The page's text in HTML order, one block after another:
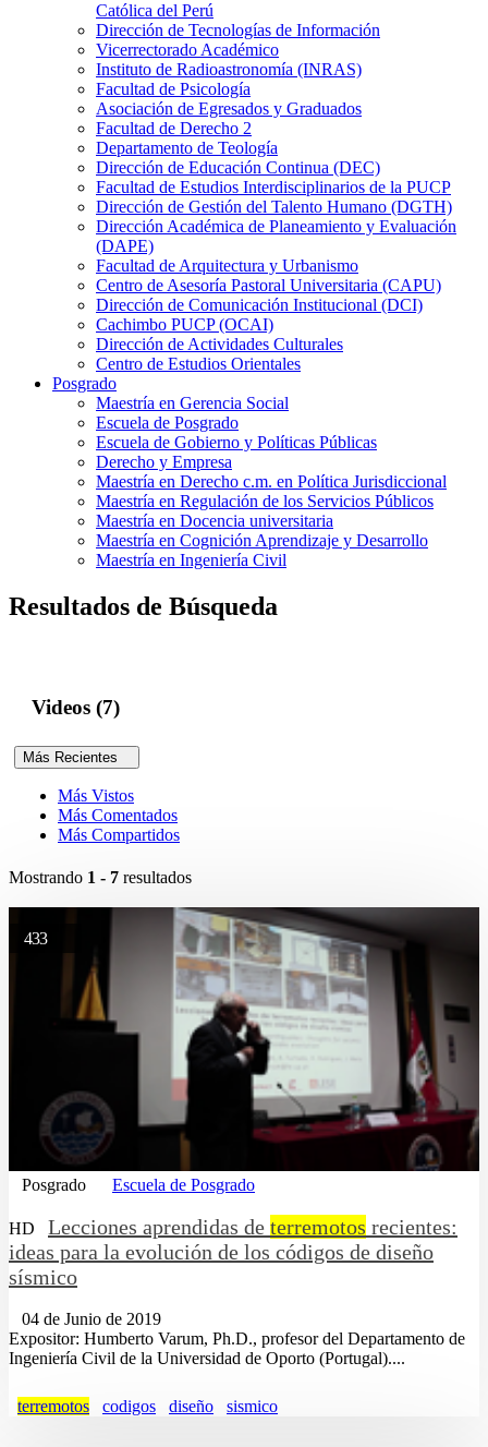
Católica del Perú
Dirección de Tecnologías de Información
Vicerrectorado Académico
Instituto de Radioastronomía (INRAS)
Facultad de Psicología
Asociación de Egresados y Graduados
Facultad de Derecho 2
Departamento de Teología
Dirección de Educación Continua (DEC)
Facultad de Estudios Interdisciplinarios de la PUCP
Dirección de Gestión del Talento Humano (DGTH)
Dirección Académica de Planeamiento y Evaluación
(DAPE)
Facultad de Arquitectura y Urbanismo
Centro de Asesoría Pastoral Universitaria (CAPU)
Dirección de Comunicación Institucional (DCI)
Cachimbo PUCP (OCAI)
Dirección de Actividades Culturales
Centro de Estudios Orientales
Posgrado
Maestría en Gerencia Social
Escuela de Posgrado
Escuela de Gobierno y Políticas Públicas
Derecho y Empresa
Maestría en Derecho c.m. en Política Jurisdiccional
Maestría en Regulación de los Servicios Públicos
Maestría en Docencia universitaria
Maestría en Cognición Aprendizaje y Desarrollo
Maestría en Ingeniería Civil
Resultados de Búsqueda
Videos (7)
Más Recientes
Más Vistos
Más Comentados
Más Compartidos
Mostrando 1 - 7 resultados
433
Posgrado Escuela de Posgrado
HD Lecciones aprendidas de terremotos recientes:
ideas para la evolución de los códigos de diseño
sísmico
04 de Junio de 2019
Expositor: Humberto Varum, Ph.D., profesor del Departamento de
Ingeniería Civil de la Universidad de Oporto (Portugal)....
terremotos codigos diseño sismico